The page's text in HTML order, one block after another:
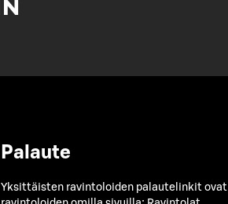
Palaute
Yksittäisten ravintoloiden palautelinkit ovat